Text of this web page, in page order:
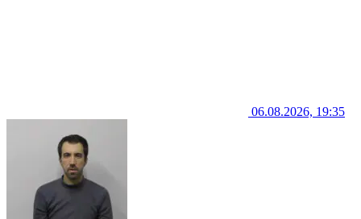
06.08.2026, 19:35